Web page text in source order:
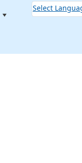
Select